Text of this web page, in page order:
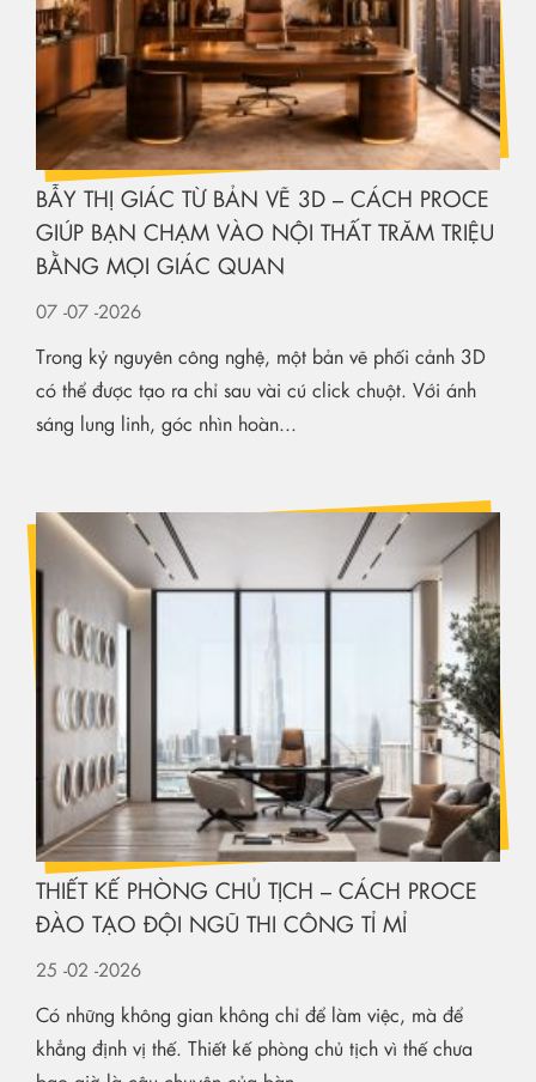
BẪY THỊ GIÁC TỪ BẢN VẼ 3D – CÁCH PROCE
GIÚP BẠN CHẠM VÀO NỘI THẤT TRĂM TRIỆU
BẰNG MỌI GIÁC QUAN
07 -07 -2026
Trong kỷ nguyên công nghệ, một bản vẽ phối cảnh 3D
có thể được tạo ra chỉ sau vài cú click chuột. Với ánh
sáng lung linh, góc nhìn hoàn...
THIẾT KẾ PHÒNG CHỦ TỊCH – CÁCH PROCE
ĐÀO TẠO ĐỘI NGŨ THI CÔNG TỈ MỈ
25 -02 -2026
Có những không gian không chỉ để làm việc, mà để
khẳng định vị thế. Thiết kế phòng chủ tịch vì thế chưa